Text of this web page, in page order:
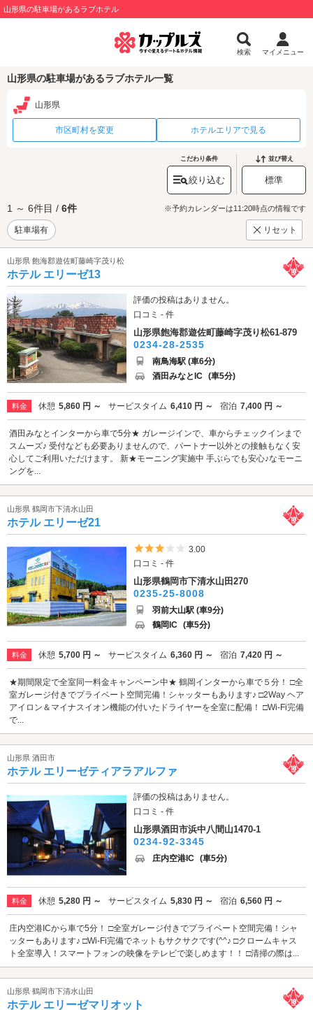
山形県の駐車場があるラブホテル
検索 マイメニュー
山形県の駐車場があるラブホテル一覧
山形県
市区町村を変更 ホテルエリアで見る
こだわり条件
絞り込む
並び替え
標準
1 ～ 6件目 / 6件 ※予約カレンダーは11:20時点の情報です
駐車場有 リセット
山形県 飽海郡遊佐町藤崎字茂り松
ホテル エリーゼ13
評価の投稿はありません。
口コミ - 件
山形県飽海郡遊佐町藤崎字茂り松61-879
0234-28-2535
南鳥海駅 (車6分)
酒田みなとIC (車5分)
料金 休憩 5,860 円 ～ サービスタイム 6,410 円 ～ 宿泊 7,400 円 ～
酒田みなとインターから車で5分★ ガレージインで、車からチェックインまで
スムーズ♪ 受付なども必要ありませんので、パートナー以外との接触もなく安
心してご利用いただけます。 新★モーニング実施中 手ぶらでも安心♪なモーニ
ングを...
山形県 鶴岡市下清水山田
ホテル エリーゼ21
5つ星のうち3
3.00
口コミ - 件
山形県鶴岡市下清水山田270
0235-25-8008
羽前大山駅 (車9分)
鶴岡IC (車5分)
料金 休憩 5,700 円 ～ サービスタイム 6,360 円 ～ 宿泊 7,420 円 ～
★期間限定で全室同一料金キャンペーン中★ 鶴岡インターから車で５分！ □全
室ガレージ付きでプライベート空間完備！シャッターもあります♪ □2Way ヘア
アイロン＆マイナスイオン機能の付いたドライヤーを全室に配備！ □Wi-Fi完備
で...
山形県 酒田市
ホテル エリーゼティアラアルファ
評価の投稿はありません。
口コミ - 件
山形県酒田市浜中八間山1470-1
0234-92-3345
庄内空港IC (車5分)
料金 休憩 5,280 円 ～ サービスタイム 5,830 円 ～ 宿泊 6,560 円 ～
庄内空港ICから車で5分！ □全室ガレージ付きでプライベート空間完備！シャ
ッターもあります♪ □Wi-Fi完備でネットもサクサクです(^^♪ □クロームキャス
ト全室導入！スマートフォンの映像をテレビで楽しめます！！ □清掃の際は...
山形県 鶴岡市下清水山田
ホテル エリーゼマリオット